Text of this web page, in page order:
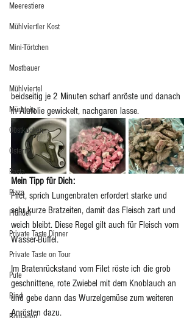
Meerestiere
Mühlviertler Kost
Mini-Törtchen
Mostbauer
Mühlviertel
Mürbteig
Obstkuchen
Ostern
Pasta
Pizza
Plunder
Private Taste Dinner
Private Taste on Tour
Pute
Rind
beidseitig je 2 Minuten scharf anröste und danach
in Alufolie gewickelt, nachgaren lasse.
Mein Tipp für Dich:
Filet, sprich Lungenbraten erfordert starke und
sehr kurze Bratzeiten, damit das Fleisch zart und
weich bleibt. Diese Regel gilt auch für Fleisch vom
Wasser-Büffel.
Im Bratenrückstand vom Filet röste ich die grob
geschnittene, rote Zwiebel mit dem Knoblauch an
und gebe dann das Wurzelgemüse zum weiteren
Anrösten dazu.